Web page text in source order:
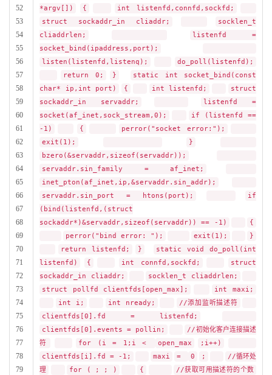
52
53
54
55
56
57
58
59
60
61
62
63
64
65
66
67
68
69
70
71
72
73
74
75
76
77
78
79
*argv[])
{
int listenfd,connfd,sockfd;
struct sockaddr_in cliaddr;
socklen_t
cliaddrlen;
listenfd =
socket_bind(ipaddress,port);
listen(listenfd,listenq);
do_poll(listenfd);
return 0;
}
static int socket_bind(const
char* ip,int port)
{ int listenfd;
struct
sockaddr_in servaddr;
listenfd =
socket(af_inet,sock_stream,0);
if (listenfd ==
-1)
{
perror("socket error:");
exit(1);
}
bzero(&servaddr,sizeof(servaddr));
servaddr.sin_family = af_inet;
inet_pton(af_inet,ip,&servaddr.sin_addr);
servaddr.sin_port = htons(port);
if
(bind(listenfd,(struct
sockaddr*)&servaddr,sizeof(servaddr)) == -1)
{
perror("bind error: ");
exit(1);
}
return listenfd;
}
static void do_poll(int
listenfd)
{ int connfd,sockfd;
struct
sockaddr_in cliaddr;
socklen_t cliaddrlen;
struct pollfd clientfds[open_max];
int maxi;
int i;
int nready;
//添加监听描述符
clientfds[0].fd = listenfd;
clientfds[0].events = pollin;
//初始化客户连接描述
符
for (i = 1;i < open_max
;i++)
clientfds[i].fd = -1;
maxi = 0 ;
//循环处
理
for ( ; ; ) {
//获取可用描述符的个数